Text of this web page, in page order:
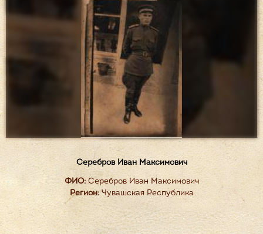
Серебров Иван Максимович
ФИО:Серебров Иван Максимович
Регион:Чувашская Республика